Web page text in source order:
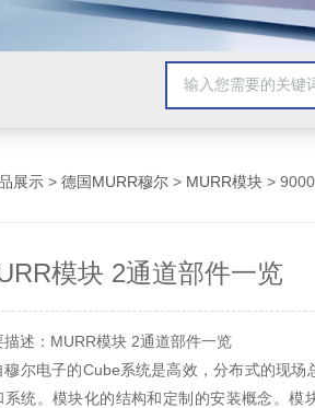
展示 > 德国MURR穆尔 > MURR模块 > 9000-
模块 2通道部件一览
描述：MURR模块 2通道部件一览
穆尔电子的Cube系统是高效，分布式的现场
系统。模块化的结构和定制的安装概念。模